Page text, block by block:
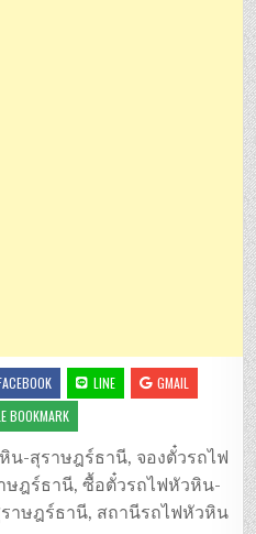
LINE
GMAIL
BOOKMARK
น-สุราษฎร์ธานี, จองตั๋วรถไฟ
ษฎร์ธานี,ซื้อตั๋วรถไฟหัวหิน-
าษฎร์ธานี, สถานีรถไฟหัวหิน